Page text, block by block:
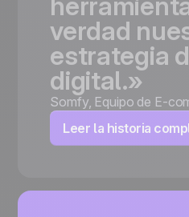
verdad
estrategia
digital.»
Somfy, Equipo de E-
Leer la historia